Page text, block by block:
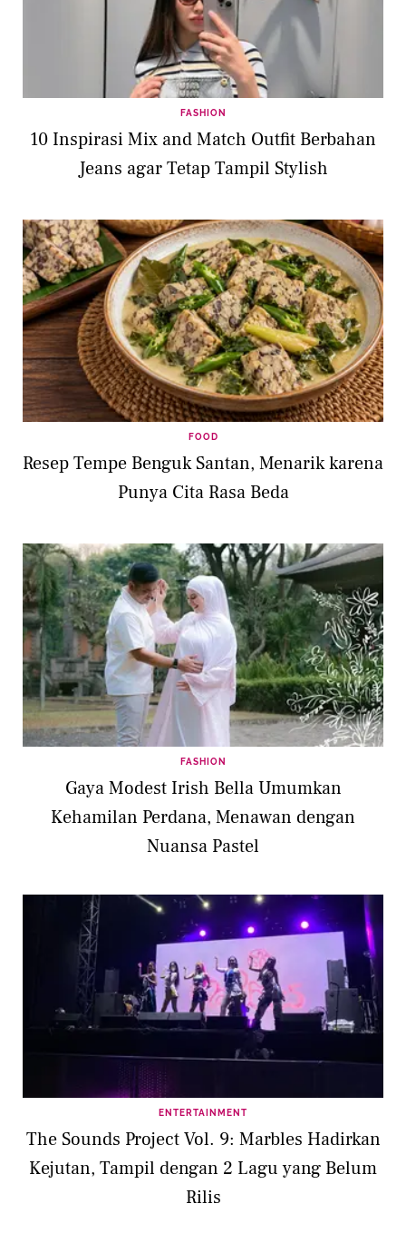
FASHION
10 Inspirasi Mix and Match Outfit Berbahan
Jeans agar Tetap Tampil Stylish
FOOD
Resep Tempe Benguk Santan, Menarik karena
Punya Cita Rasa Beda
FASHION
Gaya Modest Irish Bella Umumkan
Kehamilan Perdana, Menawan dengan
Nuansa Pastel
ENTERTAINMENT
The Sounds Project Vol. 9: Marbles Hadirkan
Kejutan, Tampil dengan 2 Lagu yang Belum
Rilis